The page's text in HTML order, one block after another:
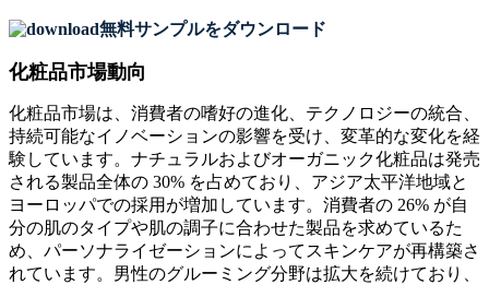
無料サンプルをダウンロード
化粧品市場動向
化粧品市場は、消費者の嗜好の進化、テクノロジーの統合、
持続可能なイノベーションの影響を受け、変革的な変化を経
験しています。ナチュラルおよびオーガニック化粧品は発売
される製品全体の 30% を占めており、アジア太平洋地域と
ヨーロッパでの採用が増加しています。消費者の 26% が自
分の肌のタイプや肌の調子に合わせた製品を求めているた
め、パーソナライゼーションによってスキンケアが再構築さ
れています。男性のグルーミング分野は拡大を続けており、